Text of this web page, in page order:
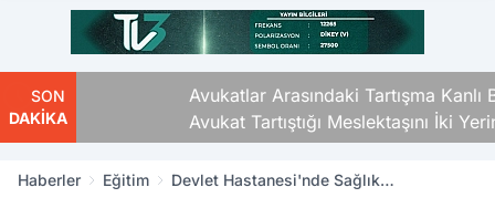
SON
DAKİKA
Avukatlar Arasındaki Tartışma Kanlı Bitti.
Avukat Tartıştığı Meslektaşını İki Yerinden
Vurdu
Haberler Eğitim
Devlet Hastanesi'nde Sağlık